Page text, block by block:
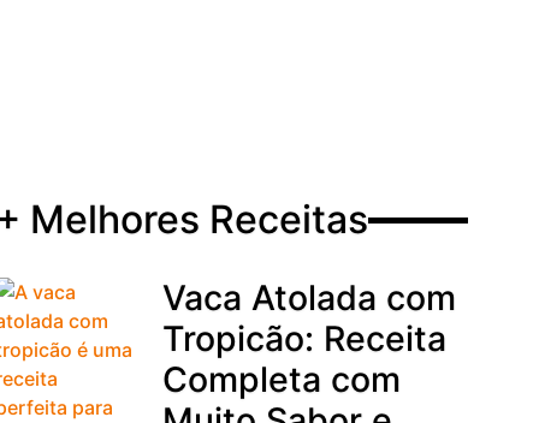
Melhores Receitas
Vaca Atolada com
Tropicão: Receita
Completa com